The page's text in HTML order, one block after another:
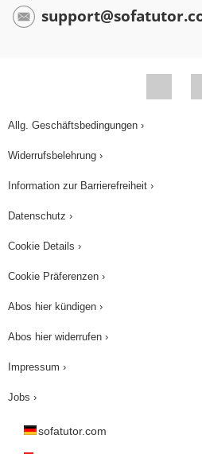
Allg. Geschäftsbedingungen ›
Widerrufsbelehrung ›
Information zur Barrierefreiheit ›
Datenschutz ›
Cookie Details ›
Cookie Präferenzen ›
Abos hier kündigen ›
Abos hier widerrufen ›
Impressum ›
Jobs ›
sofatutor.com